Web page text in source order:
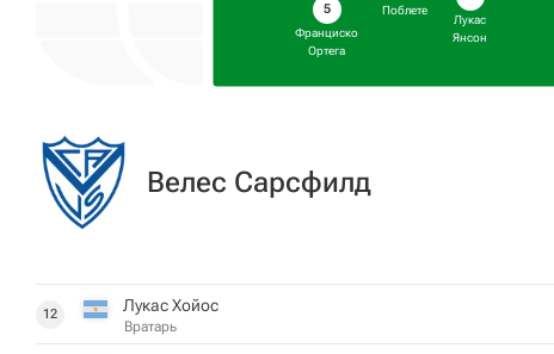
5
Франциско
Ортега
Поблете
Лукас
Янсон
Велес Сарсфилд
12 Лукас Хойос
Вратарь